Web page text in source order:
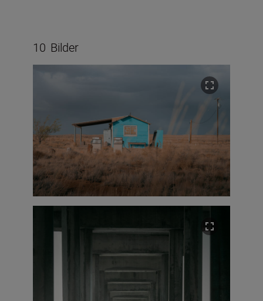
10 Bilder